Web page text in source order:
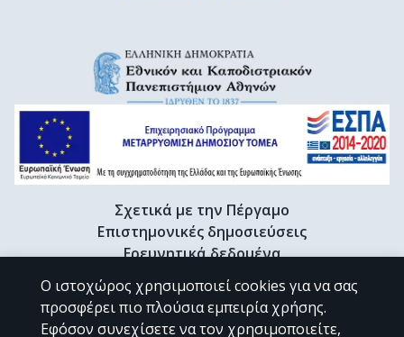
Σχετικά με την Πέργαμο
Επιστημονικές δημοσιεύσεις
Ερευνητικά δεδομένα
Διδακτορικές διατριβές & Γκρίζα βιβλιογραφία
Προφίλ Ερευνητή
Ο ιστοχώρος χρησιμοποιεί cookies για να σας
προσφέρει πιο πλούσια εμπειρία χρήσης.
Εφόσον συνεχίσετε να τον χρησιμοποιείτε,